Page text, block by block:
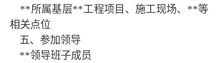
**所属基层**工程项目、施工现场、 **等
相关点位
五、参加领导
**领导班子成员